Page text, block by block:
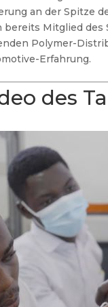
an der Spitze
Mitglied des
Polymer-
Erfahrung.
des